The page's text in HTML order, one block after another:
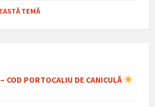
TEMĂ
COD PORTOCALIU DE CANICULĂ